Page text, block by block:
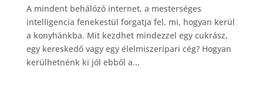
A mindent behálózó internet, a mesterséges
intelligencia fenekestül forgatja fel, mi, hogyan kerül
a konyhánkba. Mit kezdhet mindezzel egy cukrász,
egy kereskedő vagy egy élelmiszeripari cég? Hogyan
kerülhetnénk ki jól ebből a...